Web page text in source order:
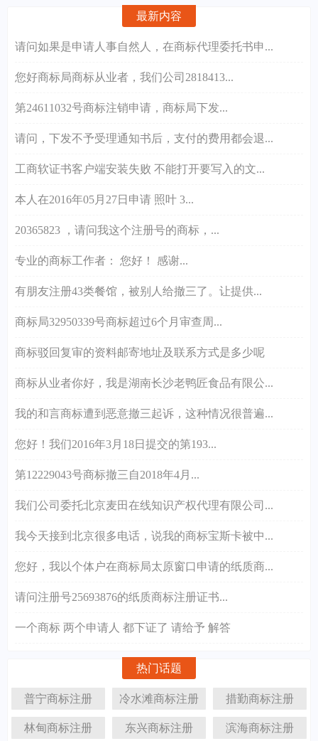
最新内容
请问如果是申请人事自然人，在商标代理委托书申...
您好商标局商标从业者，我们公司2818413...
第24611032号商标注销申请，商标局下发...
请问，下发不予受理通知书后，支付的费用都会退...
工商软证书客户端安装失败 不能打开要写入的文...
本人在2016年05月27日申请 照叶 3...
20365823 ，请问我这个注册号的商标，...
专业的商标工作者： 您好！ 感谢...
有朋友注册43类餐馆，被别人给撤三了。让提供...
商标局32950339号商标超过6个月审查周...
商标驳回复审的资料邮寄地址及联系方式是多少呢
商标从业者你好，我是湖南长沙老鸭匠食品有限公...
我的和言商标遭到恶意撤三起诉，这种情况很普遍...
您好！我们2016年3月18日提交的第193...
第12229043号商标撤三自2018年4月...
我们公司委托北京麦田在线知识产权代理有限公司...
我今天接到北京很多电话，说我的商标宝斯卡被中...
您好，我以个体户在商标局太原窗口申请的纸质商...
请问注册号25693876的纸质商标注册证书...
一个商标 两个申请人 都下证了 请给予 解答
热门话题
普宁商标注册 冷水滩商标注册 措勤商标注册
林甸商标注册 东兴商标注册 滨海商标注册